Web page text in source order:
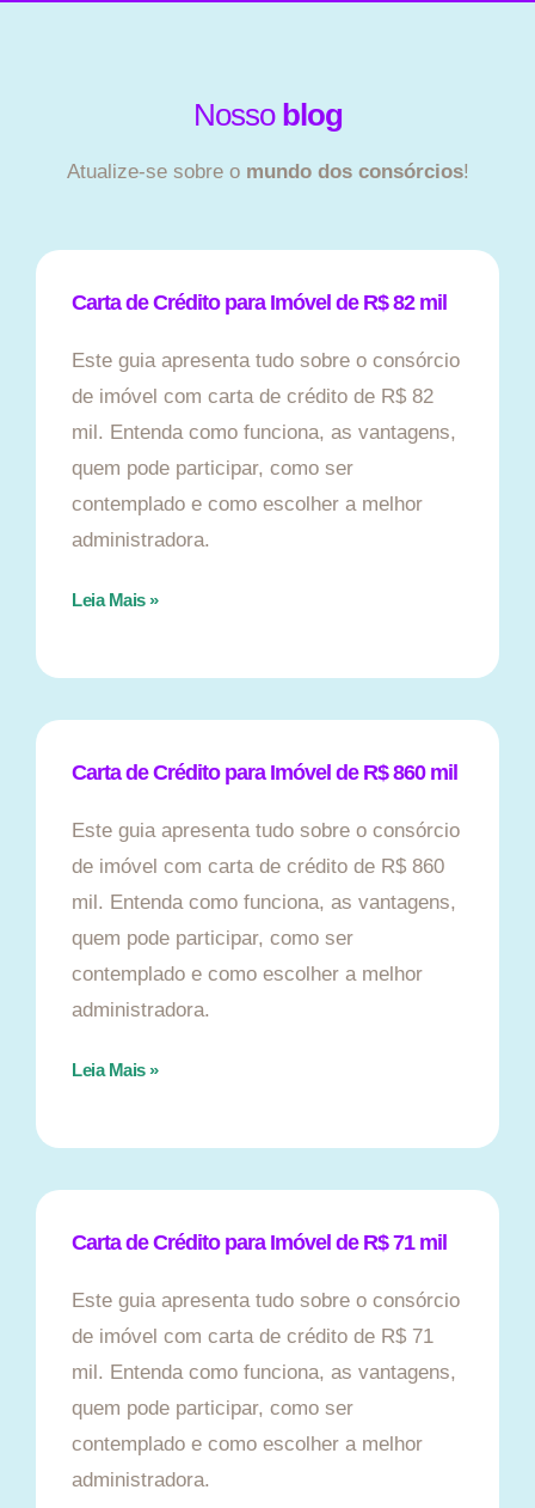
Nosso blog
Atualize-se sobre o mundo dos consórcios!
Carta de Crédito para Imóvel de R$ 82 mil
Este guia apresenta tudo sobre o consórcio
de imóvel com carta de crédito de R$ 82
mil. Entenda como funciona, as vantagens,
quem pode participar, como ser
contemplado e como escolher a melhor
administradora.
Leia Mais »
Carta de Crédito para Imóvel de R$ 860 mil
Este guia apresenta tudo sobre o consórcio
de imóvel com carta de crédito de R$ 860
mil. Entenda como funciona, as vantagens,
quem pode participar, como ser
contemplado e como escolher a melhor
administradora.
Leia Mais »
Carta de Crédito para Imóvel de R$ 71 mil
Este guia apresenta tudo sobre o consórcio
de imóvel com carta de crédito de R$ 71
mil. Entenda como funciona, as vantagens,
quem pode participar, como ser
contemplado e como escolher a melhor
administradora.